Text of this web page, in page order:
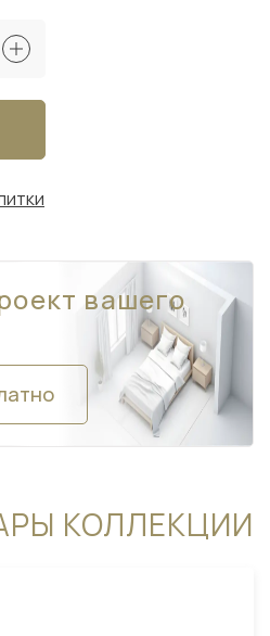
вашего
КОЛЛЕКЦИИ